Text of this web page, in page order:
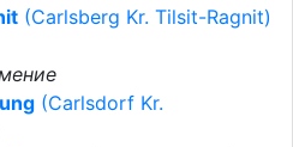
(Carlsberg Kr. Tilsit-Ragnit)
(Carlsdorf Kr.